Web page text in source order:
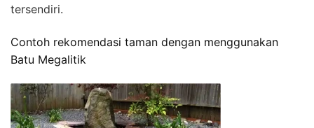
tersendiri.
Contoh rekomendasi taman dengan menggunakan
Batu Megalitik